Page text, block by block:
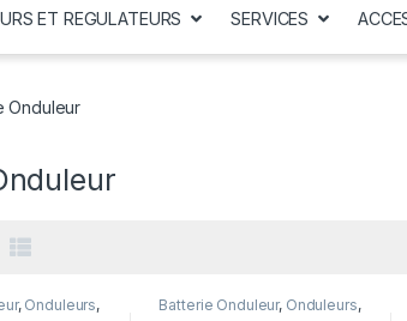
ET REGULATEURS SERVICES
Onduleur
, Onduleurs,
Batterie Onduleur, Onduleurs,